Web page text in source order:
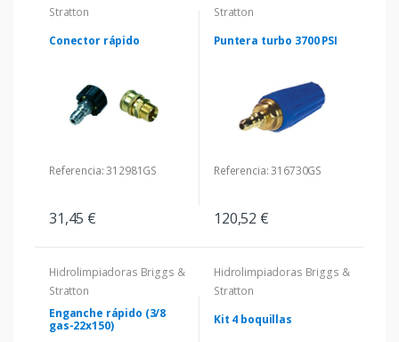
Stratton
Conector rápido
Referencia: 312981GS
31,45 €
Stratton
Puntera turbo 3700 PSI
Referencia: 316730GS
120,52 €
Hidrolimpiadoras Briggs &
Stratton
Enganche rápido (3/8
gas-22x150)
Hidrolimpiadoras Briggs &
Stratton
Kit 4 boquillas